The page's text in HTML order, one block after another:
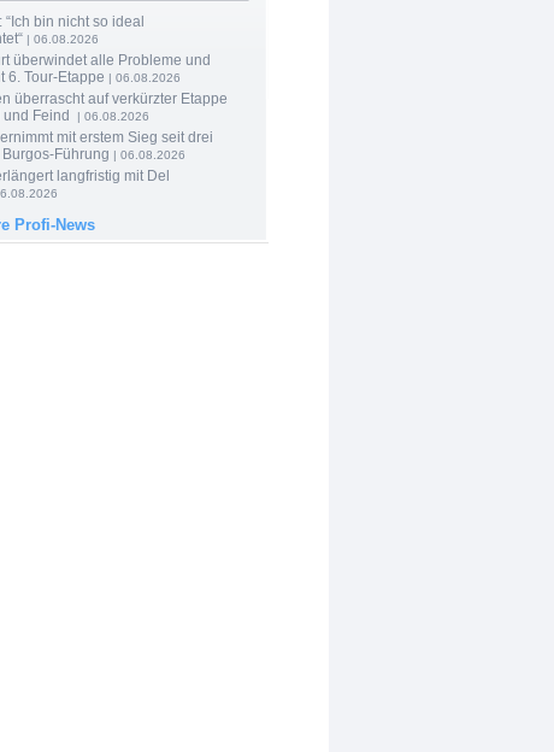
“Ich bin nicht so ideal
| 06.08.2026
überwindet alle Probleme und
6. Tour-Etappe | 06.08.2026
überrascht auf verkürzter Etappe
und Feind
| 06.08.2026
mit erstem Sieg seit drei
Führung | 06.08.2026
langfristig mit Del
Profi-News